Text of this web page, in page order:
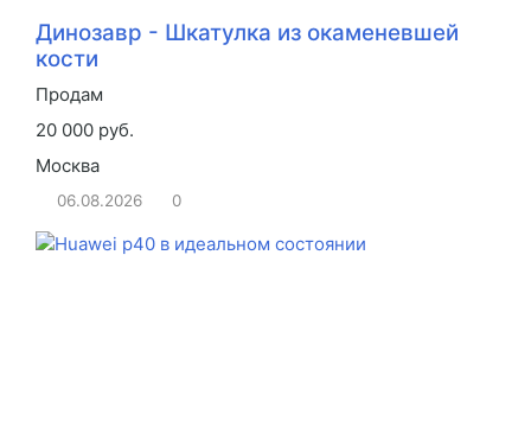
Динозавр - Шкатулка из окаменевшей
кости
Продам
20 000 руб.
Москва
06.08.2026 0